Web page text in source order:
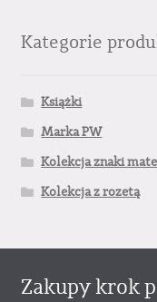
Kategorie
Książki
Marka PW
Kolekcja znaki
Kolekcja z rozetą
Zakupy krok